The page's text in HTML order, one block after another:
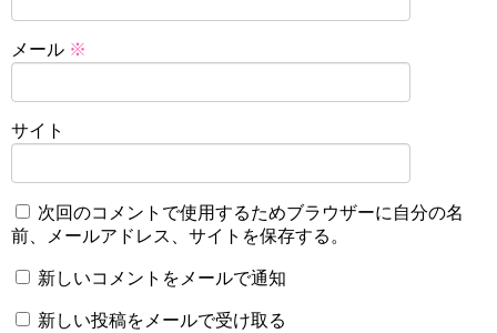
メール ※
サイト
次回のコメントで使用するためブラウザーに自分の名
前、メールアドレス、サイトを保存する。
新しいコメントをメールで通知
新しい投稿をメールで受け取る